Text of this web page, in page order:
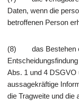
Daten, wenn die
betroffenen Person
(8) das Bestehen
Abs. 1 und 4 DSGVO
aussagekräftige
die Tragweite und die